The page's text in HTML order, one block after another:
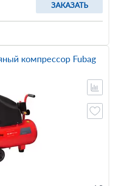
ЗАКАЗАТЬ
компрессор Fubag